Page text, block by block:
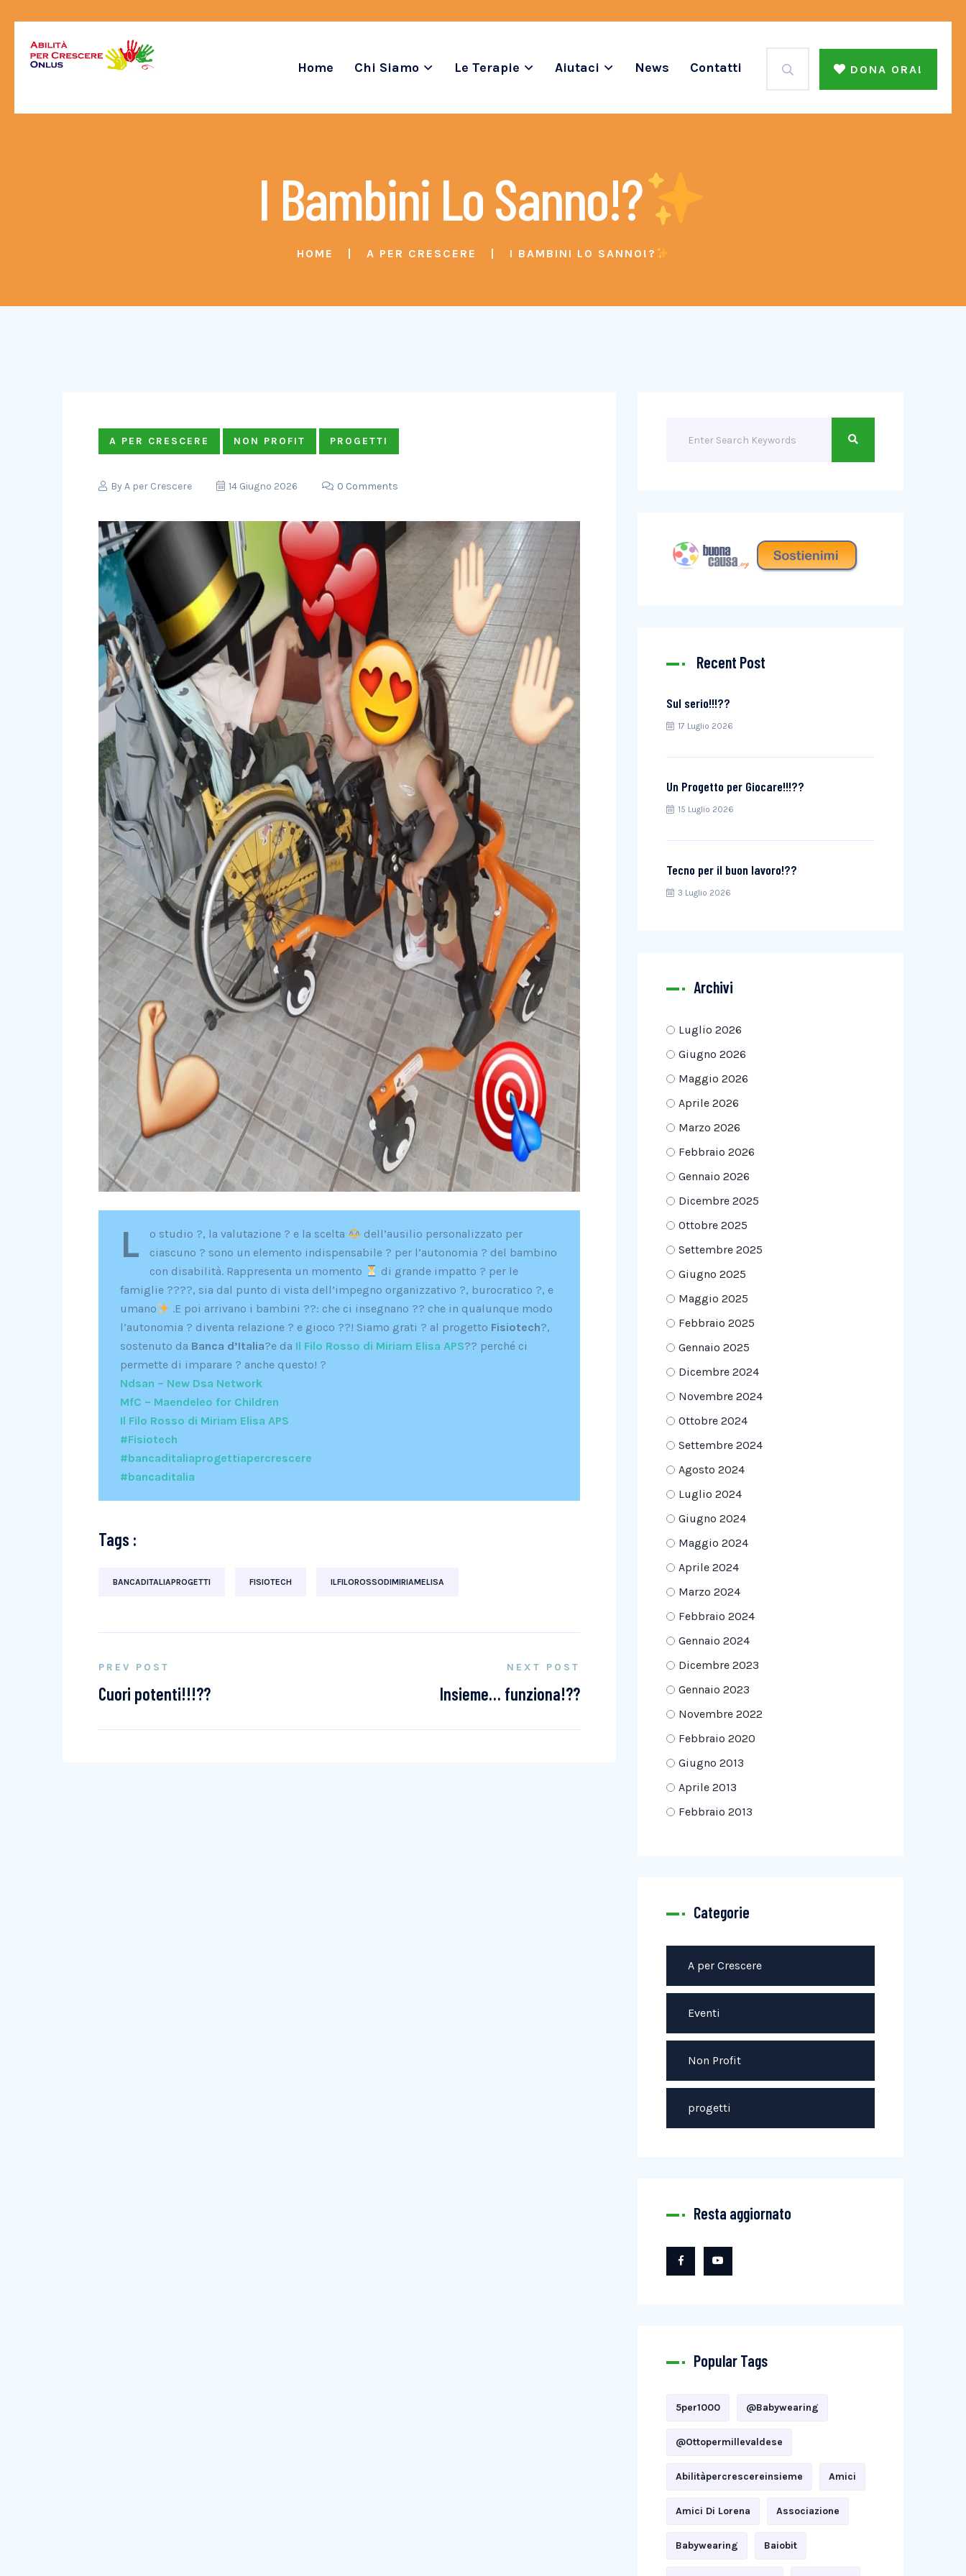
Home Chi Siamo Le Terapie Aiutaci News Contatti DONA ORA!
I Bambini Lo Sanno!?
HOME A PER CRESCERE I BAMBINI LO SANNO!?
A PER CRESCERE NON PROFIT PROGETTI
ByA per Crescere 14 Giugno 2026 0 Comments
L o studio ?, la valutazione ? e la scelta
dell’ausilio personalizzato per
ciascuno ? sono un elemento indispensabile ? per l’autonomia ? del bambino
con disabilità. Rappresenta un momento
di grande impatto ? per le
famiglie ?‍?‍?‍?, sia dal punto di vista dell’impegno organizzativo ?, burocratico ?, e
umano
.E poi arrivano i bambini ??: che ci insegnano ?‍? che in qualunque modo
l’autonomia ? diventa relazione ? e gioco ??! Siamo grati ? al progetto Fisiotech?,
sostenuto da Banca d’Italia?e da Il Filo Rosso di Miriam Elisa APS?? perché ci
permette di imparare ? anche questo! ?
Ndsan – New Dsa Network
MfC – Maendeleo for Children
Il Filo Rosso di Miriam Elisa APS
#Fisiotech
#bancaditaliaprogettiapercrescere
#bancaditalia
Tags :
BANCADITALIAPROGETTI FISIOTECH ILFILOROSSODIMIRIAMELISA
PREV POST
Cuori potenti!!!??️
NEXT POST
Insieme… funziona!??
Recent Post
Sul serio!!!??
17 Luglio 2026
Un Progetto per Giocare!!!??
15 Luglio 2026
Tecno per il buon lavoro!??
3 Luglio 2026
Archivi
Luglio 2026
Giugno 2026
Maggio 2026
Aprile 2026
Marzo 2026
Febbraio 2026
Gennaio 2026
Dicembre 2025
Ottobre 2025
Settembre 2025
Giugno 2025
Maggio 2025
Febbraio 2025
Gennaio 2025
Dicembre 2024
Novembre 2024
Ottobre 2024
Settembre 2024
Agosto 2024
Luglio 2024
Giugno 2024
Maggio 2024
Aprile 2024
Marzo 2024
Febbraio 2024
Gennaio 2024
Dicembre 2023
Gennaio 2023
Novembre 2022
Febbraio 2020
Giugno 2013
Aprile 2013
Febbraio 2013
Categorie
A per Crescere
Eventi
Non Profit
progetti
Resta aggiornato
Popular Tags
5per1000 @babywearing
@ottopermillevaldese
Abilitàpercrescereinsieme Amici
Amici Di Lorena Associazione
Babywearing Baiobit